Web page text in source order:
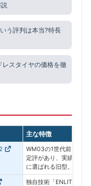
う評判は本当?特長
レスタイヤの価格を徹
主な特徴
WM03の1世代前。氷上
定評があり、実績ある
に選ばれる旧型。
独自技術「ENLITEN」